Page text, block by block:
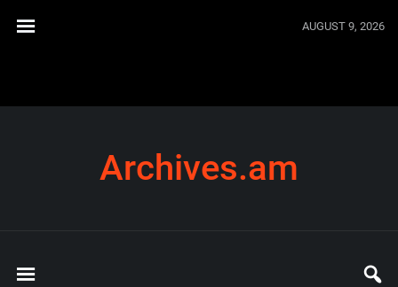
AUGUST 9, 2026
Archives.am